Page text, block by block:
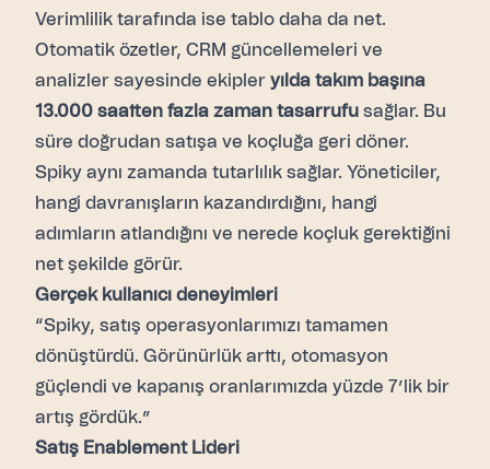
Verimlilik tarafında ise tablo daha da net.
Otomatik özetler, CRM güncellemeleri ve
analizler sayesinde ekipler yılda takım başına
13.000 saatten fazla zaman tasarrufu sağlar. Bu
süre doğrudan satışa ve koçluğa geri döner.
Spiky aynı zamanda tutarlılık sağlar. Yöneticiler,
hangi davranışların kazandırdığını, hangi
adımların atlandığını ve nerede koçluk gerektiğini
net şekilde görür.
Gerçek kullanıcı deneyimleri
“Spiky, satış operasyonlarımızı tamamen
dönüştürdü. Görünürlük arttı, otomasyon
güçlendi ve kapanış oranlarımızda yüzde 7’lik bir
artış gördük.”
Satış Enablement Lideri